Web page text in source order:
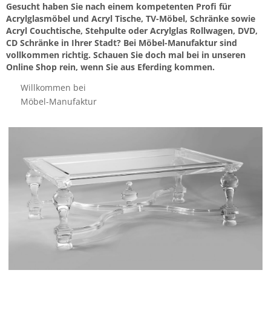
Gesucht haben Sie nach einem kompetenten Profi für
Acrylglasmöbel und Acryl Tische, TV-Möbel, Schränke sowie
Acryl Couchtische, Stehpulte oder Acrylglas Rollwagen, DVD,
CD Schränke in Ihrer Stadt? Bei Möbel-Manufaktur sind
vollkommen richtig. Schauen Sie doch mal bei in unseren
Online Shop rein, wenn Sie aus Eferding kommen.
Willkommen bei
Möbel-Manufaktur